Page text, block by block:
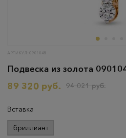
АРТИКУЛ: 0901048
Подвеска из золота
89 320 руб.
94 021 руб.
Вставка
бриллиант